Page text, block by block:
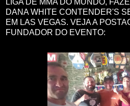
DANA WHITE CONTENDER'S
EM LAS VEGAS. VEJA A
FUNDADOR DO EVENTO: